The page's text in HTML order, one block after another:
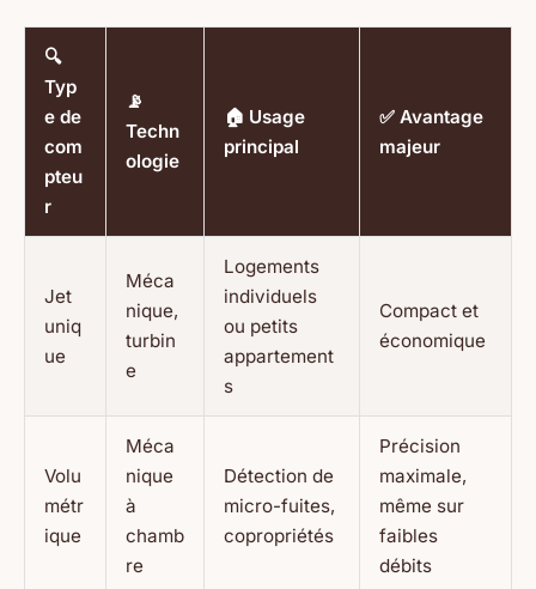
🔍
Typ
e de
com
pteu
r
📡
Techn
ologie
🏠 Usage
principal
✅ Avantage
majeur
Jet
uniq
ue
Méca
nique,
turbin
e
Logements
individuels
ou petits
appartement
s
Compact et
économique
Volu
métr
ique
Méca
nique
à
chamb
re
Détection de
micro-fuites,
copropriétés
Précision
maximale,
même sur
faibles
débits